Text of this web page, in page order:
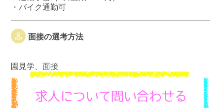
・バイク通勤可
面接の選考方法
園見学、面接